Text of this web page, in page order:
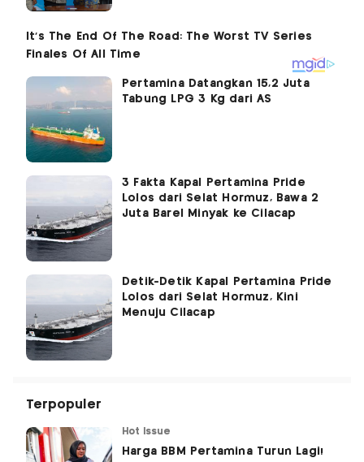
Pertamina Datangkan 15,2 Juta
Tabung LPG 3 Kg dari AS
3 Fakta Kapal Pertamina Pride
Lolos dari Selat Hormuz, Bawa 2
Juta Barel Minyak ke Cilacap
Detik-Detik Kapal Pertamina Pride
Lolos dari Selat Hormuz, Kini
Menuju Cilacap
Terpopuler
Hot Issue
Harga BBM Pertamina Turun Lagi!